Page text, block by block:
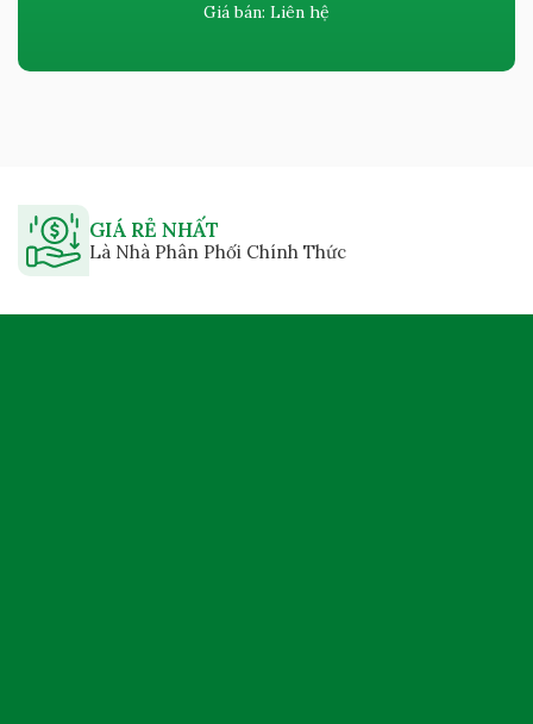
Giá bán: Liên hệ
GIÁ RẺ NHẤT
Là Nhà Phân Phối Chính Thức